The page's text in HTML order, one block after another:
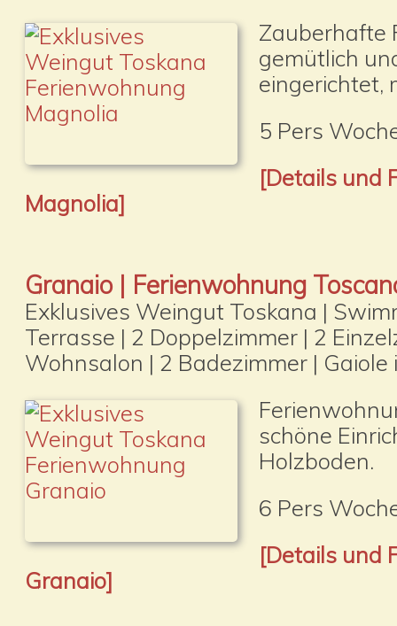
Zauberhafte
gemütlich
eingerichtet,
5 Pers
[Details und
Magnolia]
Granaio | Ferienwohnung
Exklusives Weingut Toskana |
Terrasse | 2 Doppelzimmer | 2
Wohnsalon | 2 Badezimmer | Gaiole
schöne
Holzboden.
6 Pers
[Details und
Granaio]